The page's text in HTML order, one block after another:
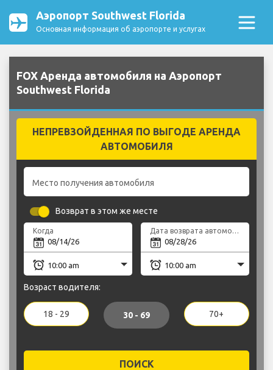
Аэропорт Southwest Florida
Основная информация об аэропорте и услугах
FOX Аренда автомобиля на Аэропорт
Southwest Florida
НЕПРЕВЗОЙДЕННАЯ ПО ВЫГОДЕ АРЕНДА
АВТОМОБИЛЯ
Место получения автомобиля
Возврат в этом же месте
Когда Дата возврата автомобиля
Возраст водителя:
18 - 29 30 - 69 70+
ПОИСК